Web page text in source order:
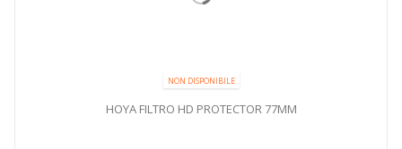
NON DISPONIBILE
HOYA FILTRO HD PROTECTOR 77MM